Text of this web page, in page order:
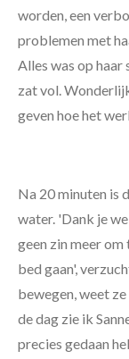
worden, een
problemen met
Alles was op haar
zat vol.
geven hoe het
Na 20 minuten is
water. 'Dank je
geen zin meer om
bed gaan',
bewegen, weet
de dag zie ik
precies gedaan